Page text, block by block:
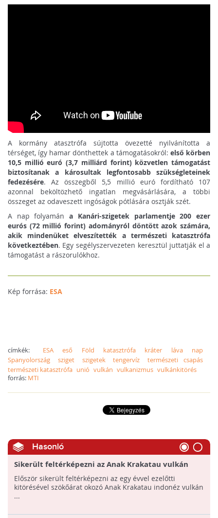
A kormány atasztrófa sújtotta övezetté nyilvánította a
térséget, így hamar dönthettek a támogatásokról:első körben
10,5 millió euró (3,7 milliárd forint) közvetlen támogatást
biztosítanak a károsultak legfontosabb szükségleteinek
fedezésére. Az összegből 5,5 millió euró fordítható 107
azonnal beköltözhető ingatlan megvásárlására, a többi
összeget az odaveszett ingóságok pótlására osztják szét.
A nap folyamána Kanári-szigetek parlamentje 200 ezer
eurós (72 millió forint) adományról döntött azok számára,
akik mindenüket elveszítették a természeti katasztrófa
következtében. Egy segélyszervezeten keresztül juttatják el a
támogatást a rászorulókhoz.
Kép forrása: ESA
címkék: ESA eső Föld katasztrófa kráter láva
nap
Spanyolország
sziget szigetek tengervíz
természeti csapás
természeti katasztrófa unió vulkán vulkanizmus vulkánkitörés
forrás: MTI
Hasonló
Sikerült feltérképezni az Anak Krakatau vulkán
tengerfenékre csúszott részeit
Először sikerült feltérképezni az egy évvel ezelőtti
kitörésével szökőárat okozó Anak Krakatau indonéz vulkán
...